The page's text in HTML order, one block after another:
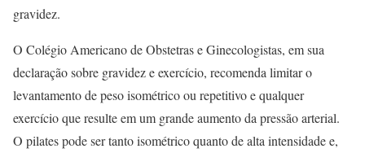
gravidez.
O Colégio Americano de Obstetras e Ginecologistas, em sua
declaração sobre gravidez e exercício, recomenda limitar o
levantamento de peso isométrico ou repetitivo e qualquer
exercício que resulte em um grande aumento da pressão arterial.
O pilates pode ser tanto isométrico quanto de alta intensidade e,